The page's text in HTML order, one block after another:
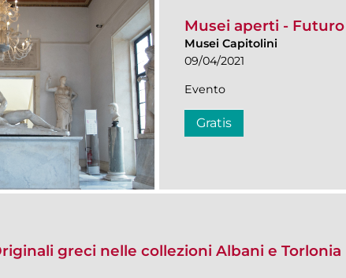
Musei aperti -
Musei Capitolini
09/04/2021
Evento
Gratis
greci nelle collezioni Albani e Torlonia